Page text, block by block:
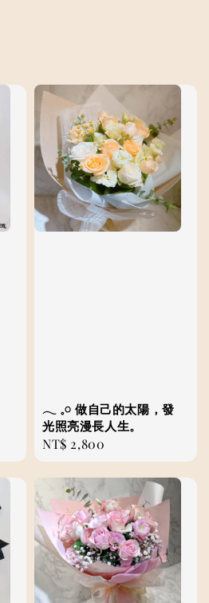
𓂃 𓈒𓏸 做自己的太陽，發
光照亮漫長人生。
Regular
price
NT$ 2,800